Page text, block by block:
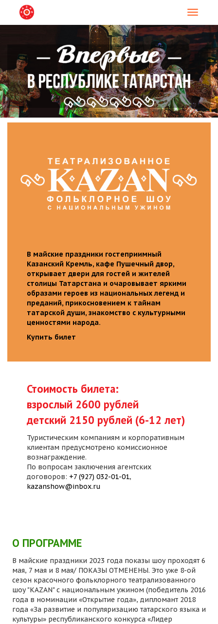
В майские праздники гостеприимный
Казанский Кремль, кафе Пушечный двор,
открывает двери для гостей и жителей
столицы Татарстана и очаровывает яркими
образами героев из национальных легенд и
преданий, прикосновением к тайнам
татарской души, знакомство с культурными
ценностями народа.
Купить билет
Стоимость билета:
взрослый 2600 рублей
детский 2150 рублей (6-12 лет)
Туристическим компаниям и корпоративным
клиентам предусмотрено комиссионное
вознаграждение.
По вопросам заключения агентских
договоров: +7 (927) 032-01-01,
kazanshow@inbox.ru
О ПРОГРАММЕ
В майские праздники 2023 года показы шоу проходят 6
мая, 7 мая и 8 мая/ ПОКАЗЫ ОТМЕНЕНЫ. Это уже 8-ой
сезон красочного фольклорного театрализованного
шоу "KAZAN" с национальным ужином (победитель 2016
года в номинации «Открытие года», дипломант 2018
года «За развитие и популяризацию татарского языка и
культуры» республиканского конкурса «Лидер